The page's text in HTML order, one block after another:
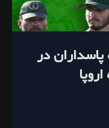
پاسداران در